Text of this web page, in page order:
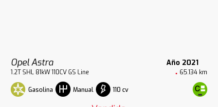
Opel Astra Año 2021
1.2T SHL 81kW 110CV GS Line 65.134 km
Gasolina Manual 110 cv